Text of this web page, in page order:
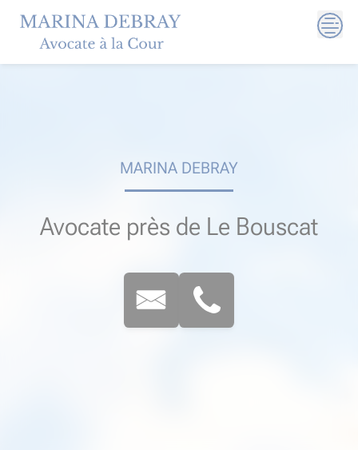
content
MARINA DEBRAY
Avocate près de Le Bouscat